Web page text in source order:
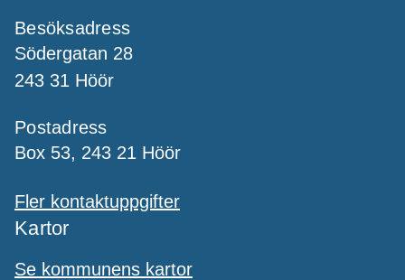
Besöksadress
Södergatan 28
243 31 Höör
Postadress
Box 53, 243 21 Höör
Fler kontaktuppgifter
Kartor
Se kommunens kartor